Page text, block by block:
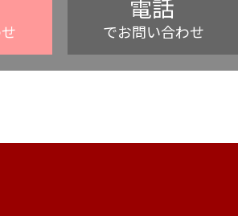
電話
でお問い合わせ